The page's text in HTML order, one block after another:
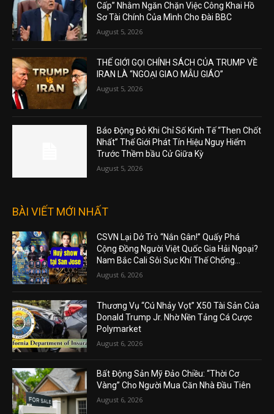
Cấp” Nhằm Ngăn Chặn Việc Công Khai Hồ
Sơ Tài Chính Của Mình Cho Đài BBC
August 5, 2026
THẾ GIỚI GỌI CHÍNH SÁCH CỦA TRUMP VỀ
IRAN LÀ “NGOẠI GIAO MẪU GIÁO”
August 5, 2026
Báo Động Đỏ Khi Chỉ Số Kinh Tế “Then Chốt
Nhất” Thế Giới Phát Tín Hiệu Nguy Hiểm
Trước Thềm bầu Cử Giữa Kỳ
August 5, 2026
BÀI VIẾT MỚI NHẤT
CSVN Lại Dở Trò “Nắn Gân!” Quấy Phá
Cộng Đồng Người Việt Quốc Gia Hải Ngoại?
Nam Bắc Cali Sôi Sục Khí Thế Chống...
August 6, 2026
Thương Vụ “Cú Nhảy Vọt” X50 Tài Sản Của
Donald Trump Jr. Nhờ Nền Tảng Cá Cược
Polymarket
August 6, 2026
Bất Động Sản Mỹ Đảo Chiều: “Thời Cơ
Vàng” Cho Người Mua Căn Nhà Đầu Tiên
August 6, 2026